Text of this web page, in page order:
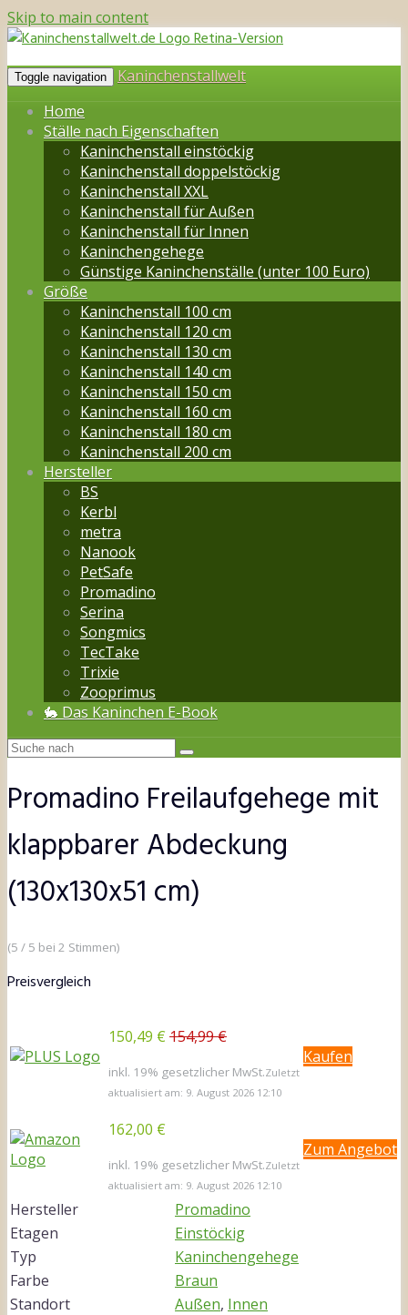
Skip to main content
Toggle navigation
Kaninchenstallwelt
Home
Ställe nach Eigenschaften
Kaninchenstall einstöckig
Kaninchenstall doppelstöckig
Kaninchenstall XXL
Kaninchenstall für Außen
Kaninchenstall für Innen
Kaninchengehege
Günstige Kaninchenställe (unter 100 Euro)
Größe
Kaninchenstall 100 cm
Kaninchenstall 120 cm
Kaninchenstall 130 cm
Kaninchenstall 140 cm
Kaninchenstall 150 cm
Kaninchenstall 160 cm
Kaninchenstall 180 cm
Kaninchenstall 200 cm
Hersteller
BS
Kerbl
metra
Nanook
PetSafe
Promadino
Serina
Songmics
TecTake
Trixie
Zooprimus
🐇 Das Kaninchen E-Book
Promadino Freilaufgehege mit
klappbarer Abdeckung
(130x130x51 cm)
(5 / 5 bei 2 Stimmen)
Preisvergleich
150,49 € 154,99 €
inkl. 19% gesetzlicher MwSt.Zuletzt
aktualisiert am: 9. August 2026 12:10
Kaufen
162,00 €
inkl. 19% gesetzlicher MwSt.Zuletzt
aktualisiert am: 9. August 2026 12:10
Zum Angebot
Hersteller
Promadino
Etagen
Einstöckig
Typ
Kaninchengehege
Farbe
Braun
Standort
Außen, Innen